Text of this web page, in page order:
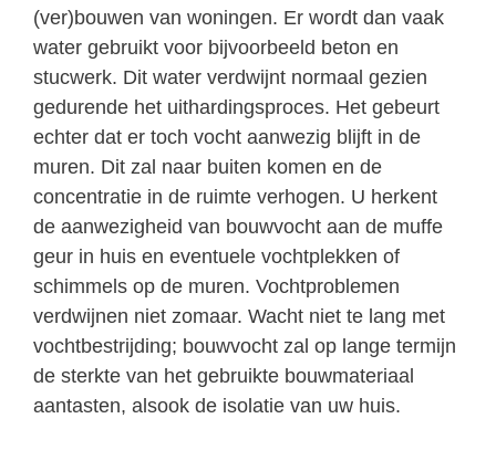
(ver)bouwen van woningen. Er wordt dan vaak
water gebruikt voor bijvoorbeeld beton en
stucwerk. Dit water verdwijnt normaal gezien
gedurende het uithardingsproces. Het gebeurt
echter dat er toch vocht aanwezig blijft in de
muren. Dit zal naar buiten komen en de
concentratie in de ruimte verhogen. U herkent
de aanwezigheid van bouwvocht aan de muffe
geur in huis en eventuele vochtplekken of
schimmels op de muren. Vochtproblemen
verdwijnen niet zomaar. Wacht niet te lang met
vochtbestrijding; bouwvocht zal op lange termijn
de sterkte van het gebruikte bouwmateriaal
aantasten, alsook de isolatie van uw huis.